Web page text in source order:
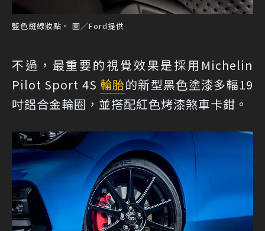
藍色縫線妝點。 圖／Ford提供
不過，最重要的視覺效果是採用Michelin
Pilot Sport 4S 輪胎的新型黑色塗漆多輻19
吋鋁合金輪圈，並搭配紅色烤漆煞車卡鉗。